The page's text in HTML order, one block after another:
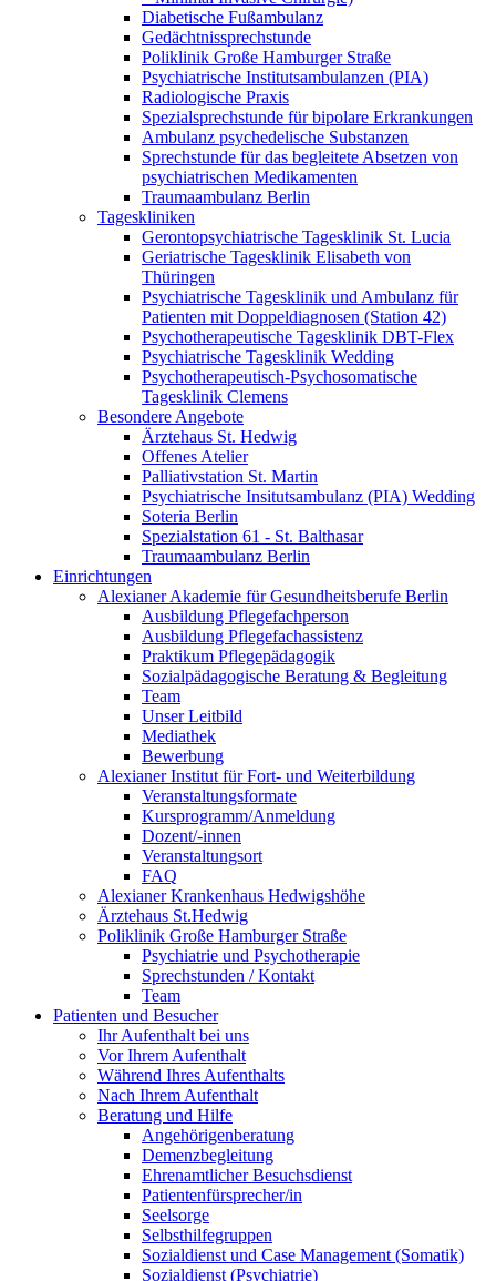
Diabetische Fußambulanz
Gedächtnissprechstunde
Poliklinik Große Hamburger Straße
Psychiatrische Institutsambulanzen (PIA)
Radiologische Praxis
Spezialsprechstunde für bipolare Erkrankungen
Ambulanz psychedelische Substanzen
Sprechstunde für das begleitete Absetzen von
psychiatrischen Medikamenten
Traumaambulanz Berlin
Tageskliniken
Gerontopsychiatrische Tagesklinik St. Lucia
Geriatrische Tagesklinik Elisabeth von
Thüringen
Psychiatrische Tagesklinik und Ambulanz für
Patienten mit Doppeldiagnosen (Station 42)
Psychotherapeutische Tagesklinik DBT-Flex
Psychiatrische Tagesklinik Wedding
Psychotherapeutisch-Psychosomatische
Tagesklinik Clemens
Besondere Angebote
Ärztehaus St. Hedwig
Offenes Atelier
Palliativstation St. Martin
Psychiatrische Insitutsambulanz (PIA) Wedding
Soteria Berlin
Spezialstation 61 - St. Balthasar
Traumaambulanz Berlin
Einrichtungen
Alexianer Akademie für Gesundheitsberufe Berlin
Ausbildung Pflegefachperson
Ausbildung Pflegefachassistenz
Praktikum Pflegepädagogik
Sozialpädagogische Beratung & Begleitung
Team
Unser Leitbild
Mediathek
Bewerbung
Alexianer Institut für Fort- und Weiterbildung
Veranstaltungsformate
Kursprogramm/Anmeldung
Dozent/-innen
Veranstaltungsort
FAQ
Alexianer Krankenhaus Hedwigshöhe
Ärztehaus St.Hedwig
Poliklinik Große Hamburger Straße
Psychiatrie und Psychotherapie
Sprechstunden / Kontakt
Team
Patienten und Besucher
Ihr Aufenthalt bei uns
Vor Ihrem Aufenthalt
Während Ihres Aufenthalts
Nach Ihrem Aufenthalt
Beratung und Hilfe
Angehörigenberatung
Demenzbegleitung
Ehrenamtlicher Besuchsdienst
Patientenfürsprecher/in
Seelsorge
Selbsthilfegruppen
Sozialdienst und Case Management (Somatik)
Sozialdienst (Psychiatrie)